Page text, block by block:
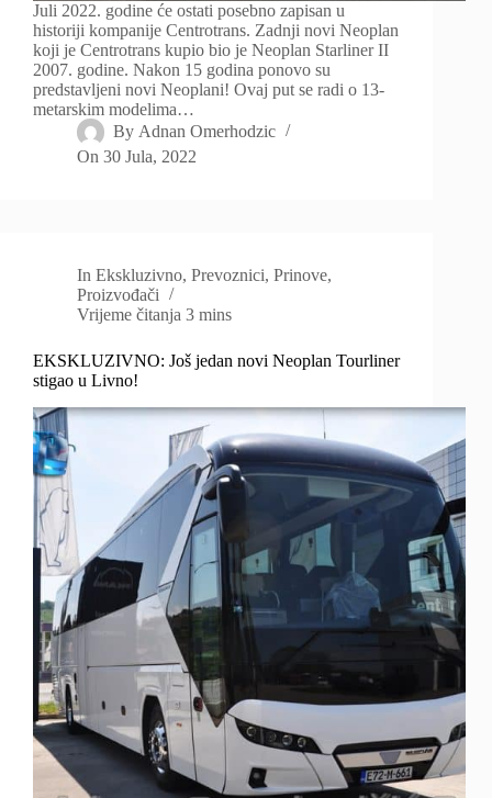
Juli 2022. godine će ostati posebno zapisan u
historiji kompanije Centrotrans. Zadnji novi Neoplan
koji je Centrotrans kupio bio je Neoplan Starliner II
2007. godine. Nakon 15 godina ponovo su
predstavljeni novi Neoplani! Ovaj put se radi o 13-
metarskim modelima…
By Adnan Omerhodzic
On 30 Jula, 2022
In Ekskluzivno,Prevoznici,Prinove,
Proizvođači
Vrijeme čitanja 3 mins
EKSKLUZIVNO: Još jedan novi Neoplan Tourliner
stigao u Livno!